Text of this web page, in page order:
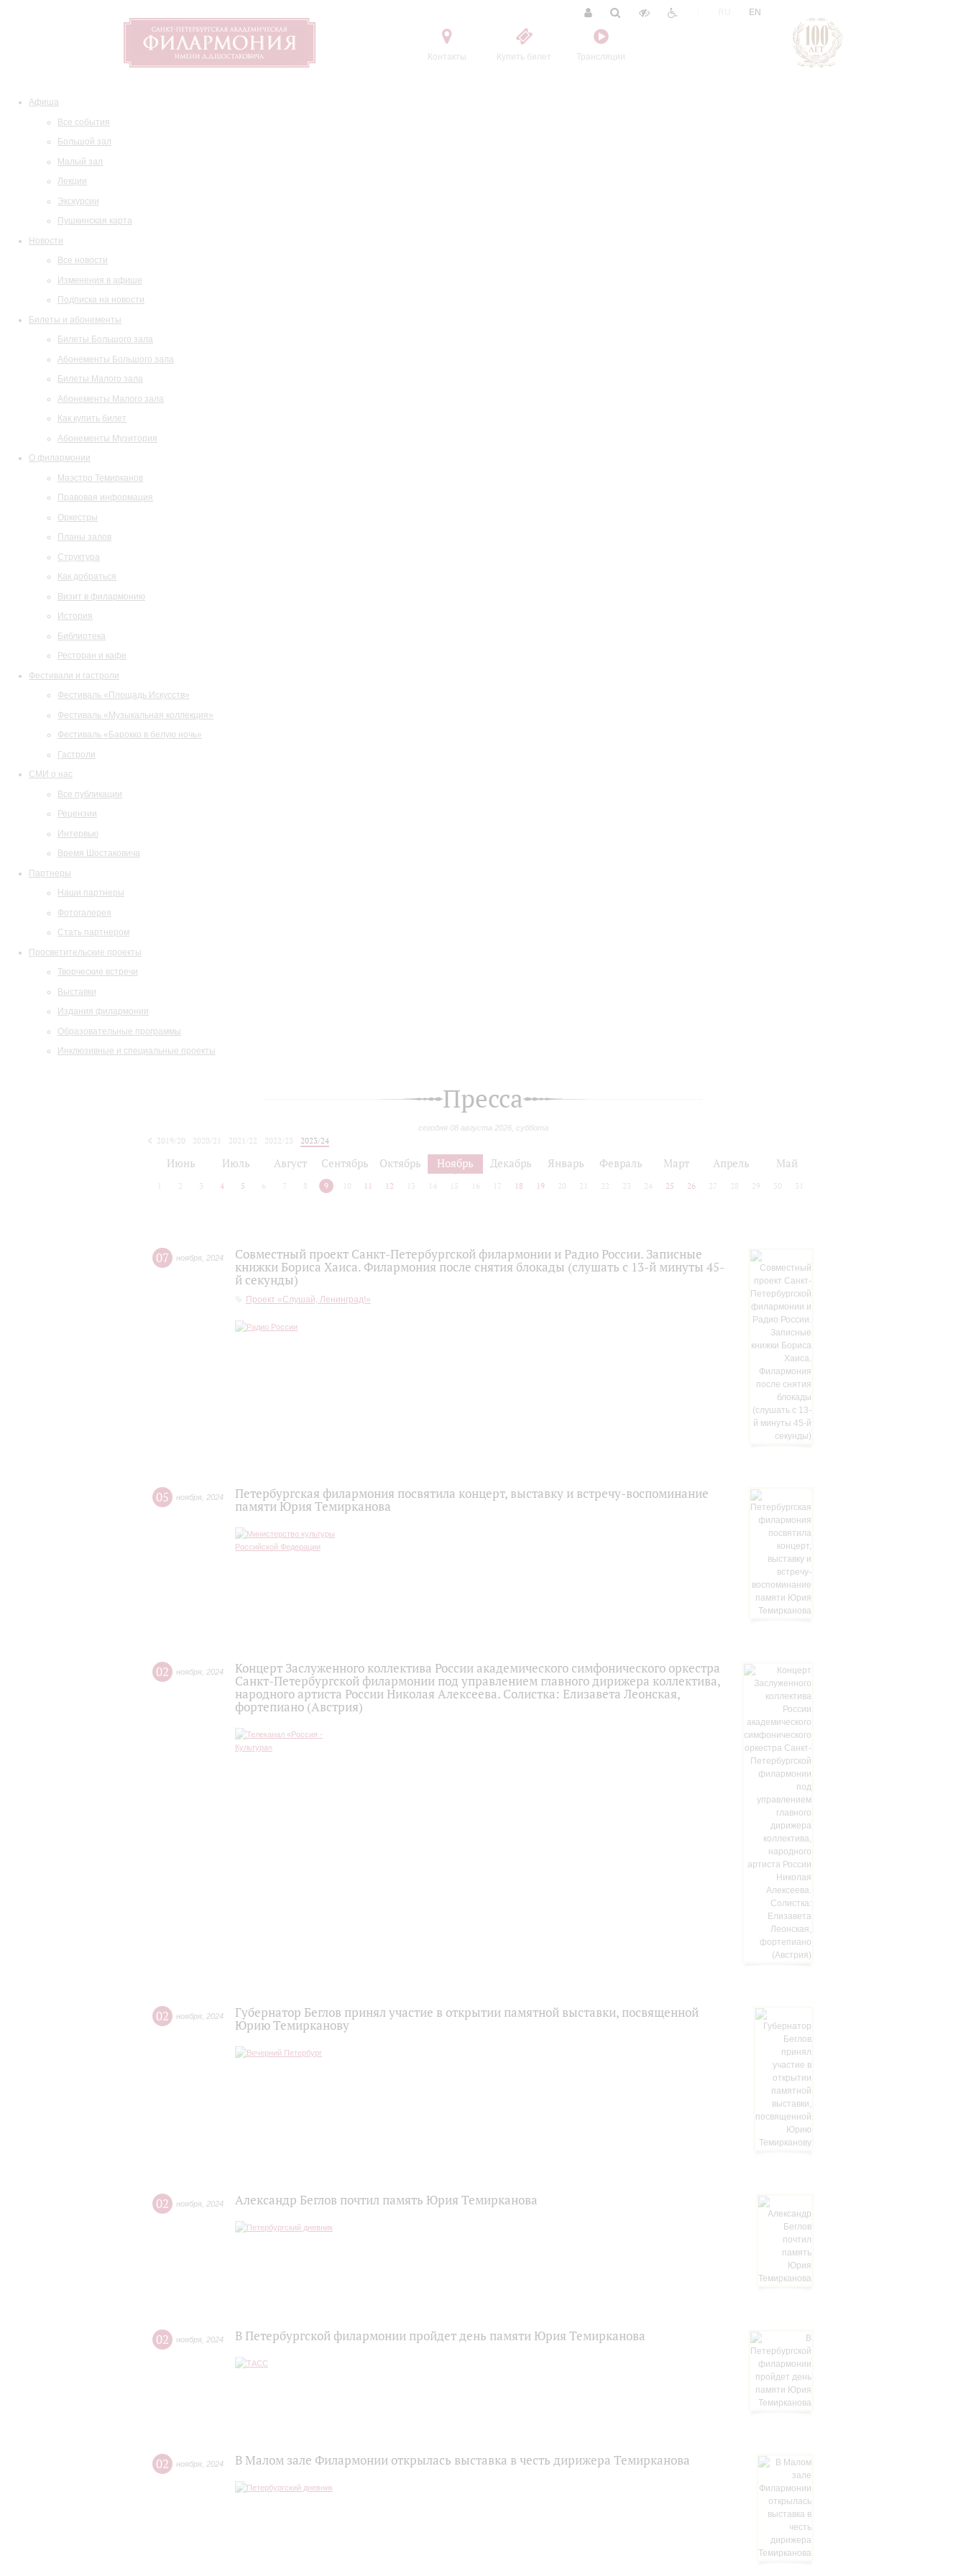
Контакты Купить билет Трансляции
EN
Афиша
Все события
Большой зал
Малый зал
Лекции
Экскурсии
Пушкинская карта
Новости
Все новости
Изменения в афише
Подписка на новости
Билеты и абонементы
Билеты Большого зала
Абонементы Большого зала
Билеты Малого зала
Абонементы Малого зала
Как купить билет
Абонементы Музитория
О филармонии
Маэстро Темирканов
Правовая информация
Оркестры
Планы залов
Структура
Как добраться
Визит в филармонию
История
Библиотека
Ресторан и кафе
Фестивали и гастроли
Фестиваль «Площадь Искусств»
Фестиваль «Музыкальная коллекция»
Фестиваль «Барокко в белую ночь»
Гастроли
СМИ о нас
Все публикации
Рецензии
Интервью
Время Шостаковича
Партнеры
Наши партнеры
Фотогалерея
Стать партнером
Просветительские проекты
Творческие встречи
Выставки
Издания филармонии
Образовательные программы
Инклюзивные и специальные проекты
Пресса
сегодня 08 августа 2026, суббота
2019/20 2020/21 2021/22 2022/23
2023/24
Июнь Июль Август Сентябрь Октябрь Ноябрь Декабрь Январь Февраль Март Апрель Май
2 3 4 5 6 7 8 9 10 11 12 13 14 15 16 17 18 19 20 21 22 23 24 25 26 27 28 29 30 31
07 ноября 2024
Совместный проект Санкт-Петербургской филармонии и Радио России. Записные
книжки Бориса Хаиса. Филармония после снятия блокады (слушать с 13-й минуты 45-
й секунды)
Проект «Слушай, Ленинград!»
05 ноября 2024
Петербургская филармония посвятила концерт, выставку и встречу-воспоминание
памяти Юрия Темирканова
02 ноября 2024
Концерт Заслуженного коллектива России академического симфонического оркестра
Санкт-Петербургской филармонии под управлением главного дирижера коллектива,
народного артиста России Николая Алексеева. Солистка: Елизавета Леонская,
фортепиано (Австрия)
02 ноября 2024
Губернатор Беглов принял участие в открытии памятной выставки, посвященной
Юрию Темирканову
02 ноября 2024 Александр Беглов почтил память Юрия Темирканова
02 ноября 2024 В Петербургской филармонии пройдет день памяти Юрия Темирканова
02 ноября 2024 В Малом зале Филармонии открылась выставка в честь дирижера Темирканова